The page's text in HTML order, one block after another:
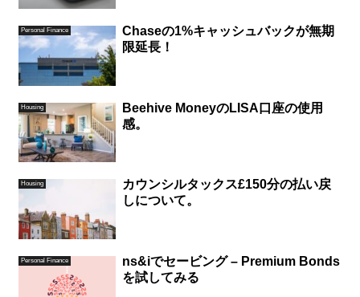
Personal Finance
Chaseの1%キャッシュバックが無期
限延長！
Housing
Beehive MoneyのLISA口座の使用
感。
Housing
カウンシルタックス£150分の払い戻
しについて。
Personal Finance
ns&iでセービング – Premium Bonds
を試してみる